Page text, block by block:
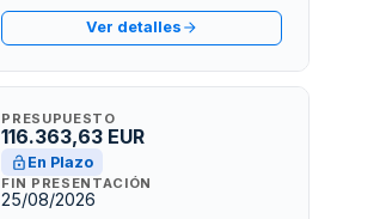
Ver detalles
PRESUPUESTO
116.363,63 EUR
En Plazo
FIN PRESENTACIÓN
25/08/2026